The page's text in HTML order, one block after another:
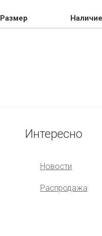
Размер
Интересно
Новости
Распродажа